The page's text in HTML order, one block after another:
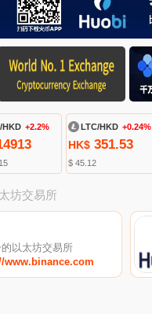
HKD +2.2% LTC/HKD +0.24%
HK$351.53
$ 45.12
坊交易所
以太坊交易所
www.binance.com